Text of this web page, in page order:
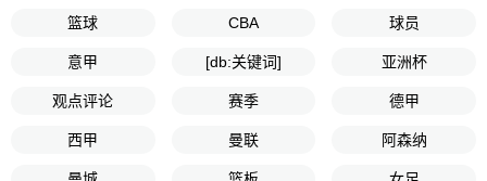
篮球 CBA 球员
意甲 [db:关键词] 亚洲杯
观点评论 赛季 德甲
西甲 曼联 阿森纳